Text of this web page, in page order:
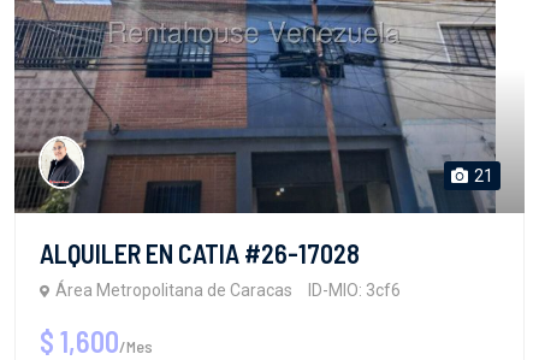
21
ALQUILER EN CATIA #26-17028
Área Metropolitana de Caracas ID-MIO: 3cf6
$ 1,600/Mes